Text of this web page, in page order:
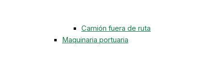
Camión fuera de ruta
Maquinaria portuaria